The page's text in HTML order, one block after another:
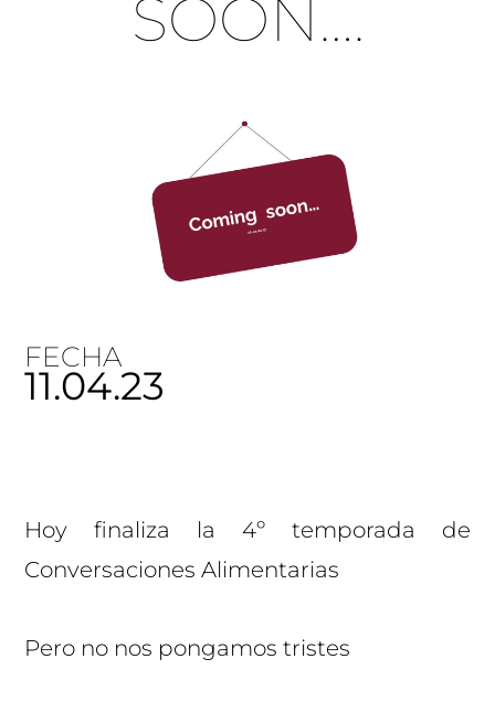
SOON….
FECHA
11.04.23
Hoy finaliza la 4º temporada de
Conversaciones Alimentarias
Pero no nos pongamos tristes